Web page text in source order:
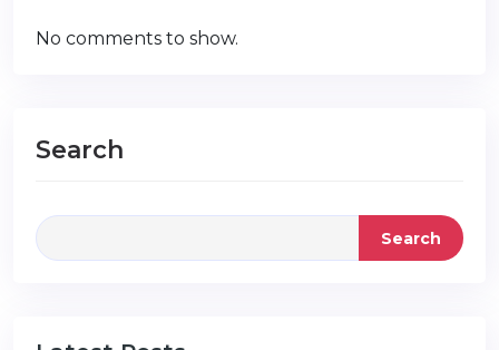
No comments to show.
Search
Search